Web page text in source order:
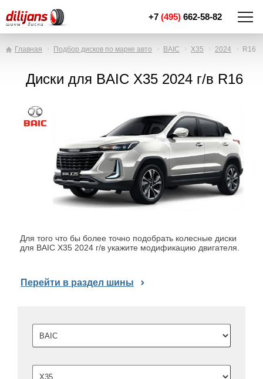
+7 (495) 662-58-82
Главная Подбор дисков по марке авто BAIC X35 2024 R16
Диски для BAIC X35 2024 г/в R16
Для того что бы более точно подобрать колесные диски
для BAIC X35 2024 г/в укажите модификацию двигателя.
Перейти в раздел шины